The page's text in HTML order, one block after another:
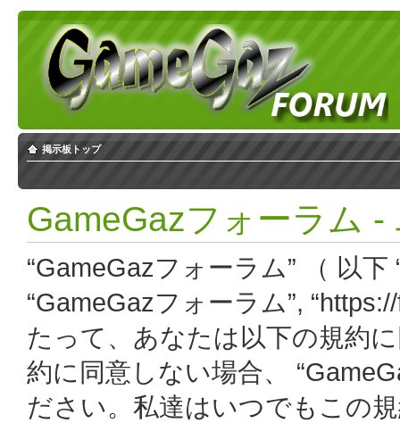
掲示板トップ
GameGazフォーラム -
“GameGazフォーラム” （ 以下
“GameGazフォーラム”,
たって、あなたは以下の規約
約に同意しない場合、
ださい。私達はいつでもこの